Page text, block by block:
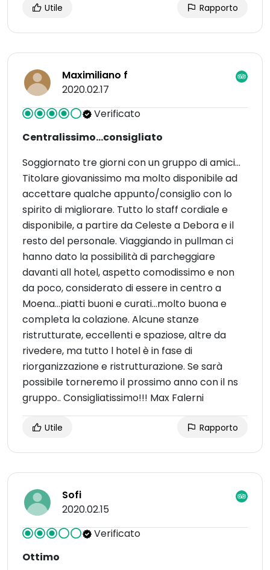
Utile Rapporto
Maximiliano f
2020.02.17
Verificato
Centralissimo...consigliato
Soggiornato tre giorni con un gruppo di amici...
Titolare giovanissimo ma molto disponibile ad
accettare qualche appunto/consiglio con lo
spirito di migliorare. Tutto lo staff cordiale e
disponibile, a partire da Celeste a Debora e il
resto del personale. Viaggiando in pullman ci
hanno dato la possibilità di parcheggiare
davanti all hotel, aspetto comodissimo e non
da poco, considerato di essere in centro a
Moena...piatti buoni e curati...molto buona e
completa la colazione. Alcune stanze
ristrutturate, eccellenti e spaziose, altre da
rivedere, ma tutto l hotel è in fase di
riorganizzazione e ristrutturazione. Se sarà
possibile torneremo il prossimo anno con il ns
gruppo.. Consigliatissimo!!! Max Falerni
Utile Rapporto
Sofi
2020.02.15
Verificato
Ottimo